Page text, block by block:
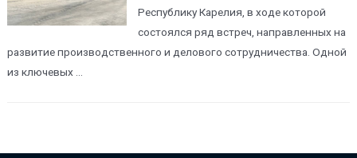
Республику Карелия, в ходе которой
состоялся ряд встреч, направленных на
развитие производственного и делового сотрудничества. Одной
из ключевых ...